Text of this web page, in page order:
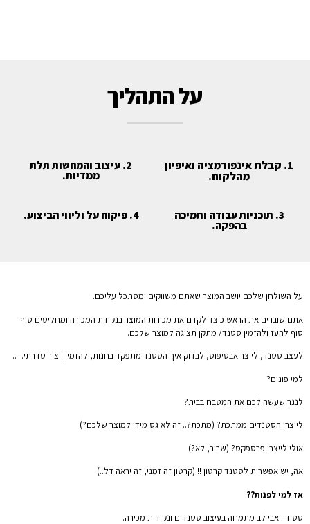
על התהליך
1. קבלת אינפורמציה ואיפיון
מהלקוח.
2. עיצוב והמחשות תלת
ממדיות.
3. תוכניות עבודה ותמיכה
בהפקה.
4. פיקוח על וליווי הביצוע.
על השולחן שלכם יושב המוצר שאתם משווקים ומסתכל עליכם.
אתם שוברים את הראש כיצד לקדם את מכירות המוצר בנקודת המכירה ומחליטים סוף
סוף להעז ולהזמין סטנד/ מתקן תצוגה למוצר שלכם.
לעצב סטנד, לייצר אבטיפוס, לבדוק איך הסטנד מתפקד בחנות, להזמין ייצור סדרתי….
למי פונים?
לנגר שעשה לכם את המטבח בבית?
לייצרן הסטנדים ממתכת? (מתכת?.. זה לא גס מידי למוצר שלכם?)
אולי לייצרן פרספקס? (שביר, לא?)
אה, יש אפשרות לסטנד קרטון !! (קרטון זה זמני, זה יראה דל..)
אז למי לפנות??
סטודיו אבי לב מתמחה בעיצוב סטנדים ונקודות מכירה.